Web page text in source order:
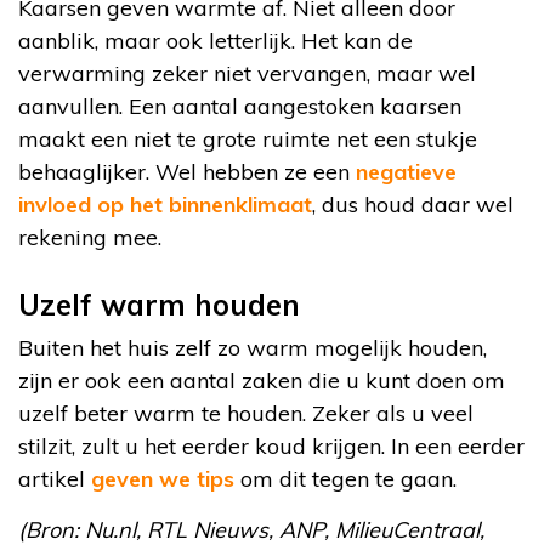
Kaarsen geven warmte af. Niet alleen door
aanblik, maar ook letterlijk. Het kan de
verwarming zeker niet vervangen, maar wel
aanvullen. Een aantal aangestoken kaarsen
maakt een niet te grote ruimte net een stukje
behaaglijker. Wel hebben ze een negatieve
invloed op het binnenklimaat, dus houd daar wel
rekening mee.
Uzelf warm houden
Buiten het huis zelf zo warm mogelijk houden,
zijn er ook een aantal zaken die u kunt doen om
uzelf beter warm te houden. Zeker als u veel
stilzit, zult u het eerder koud krijgen. In een eerder
artikel geven we tips om dit tegen te gaan.
(Bron: Nu.nl, RTL Nieuws, ANP, MilieuCentraal,